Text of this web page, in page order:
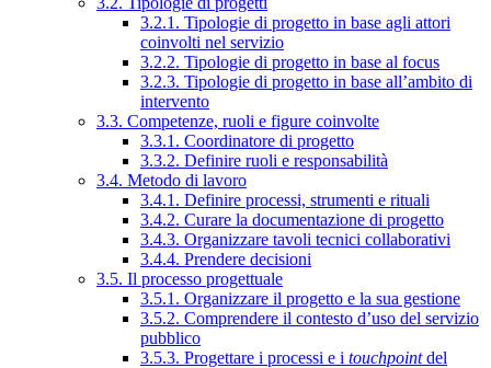
3.2.1. Tipologie di progetto in base agli attori
coinvolti nel servizio
3.2.2. Tipologie di progetto in base al focus
3.2.3. Tipologie di progetto in base all’ambito di
intervento
3.3. Competenze, ruoli e figure coinvolte
3.3.1. Coordinatore di progetto
3.3.2. Definire ruoli e responsabilità
3.4. Metodo di lavoro
3.4.1. Definire processi, strumenti e rituali
3.4.2. Curare la documentazione di progetto
3.4.3. Organizzare tavoli tecnici collaborativi
3.4.4. Prendere decisioni
3.5. Il processo progettuale
3.5.1. Organizzare il progetto e la sua gestione
3.5.2. Comprendere il contesto d’uso del servizio
pubblico
3.5.3. Progettare i processi e i touchpointdel